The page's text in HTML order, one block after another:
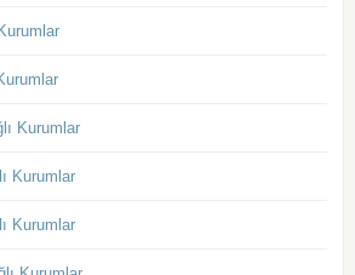
Kurumlar
Kurumlar
Kurumlar